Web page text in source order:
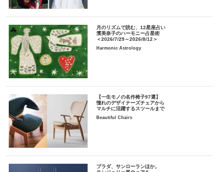
月のリズムで読む、12星座占い
濱美奈子のハーモニー占星術
＜2026/7/29～2026/8/12＞
Harmonic Astrology
【一生モノの名作椅子97選】
憧れのデザイナーズチェアから
マルチに活躍するスツールまで
Beautiful Chairs
プラダ、サンローランほか。